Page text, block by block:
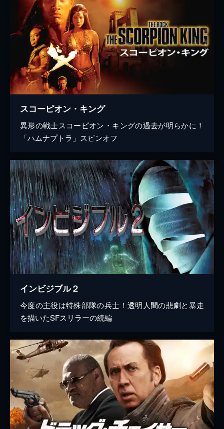
スコーピオン・キング
異形の戦士スコーピオン・キングの過去が明らかに！
「ハムナプトラ」スピンオフ
インビジブル２
今度の主役は特殊部隊の兵士！透明人間の悲劇と暴走
を描いたSFスリラーの続編